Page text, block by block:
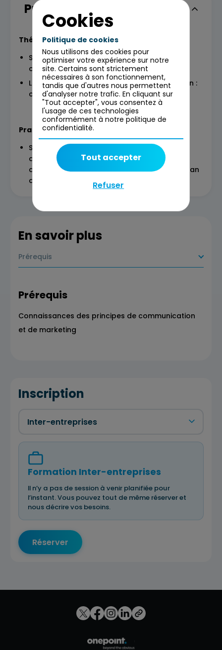
Programme
Théorie
Stratégie de communication versus plan de
communication
Les étapes clefs d’un plan de communication :
commencer par l’utilisateur
Pratique
Sortir du cadre : à partir d’un cas dans une
autre industrie, imaginer les solutions
adéquates et originales pour déployer un plan
de communication
En savoir plus
Prérequis
Prérequis
Connaissances des principes de communication
et de marketing
Inscription
Formation Inter-entreprises
Il n’y a pas de session à venir planifiée pour
l’instant. Vous pouvez tout de même réserver et
nous décrire vos besoins.
Réserver
Cookies
Politique de cookies
Nous utilisons des cookies pour
optimiser votre expérience sur notre
site. Certains sont strictement
nécessaires à son fonctionnement,
tandis que d'autres nous permettent
d'analyser notre trafic. En cliquant sur
"Tout accepter", vous consentez à
l'usage de ces technologies
conformément à notre politique de
confidentialité.
Refuser
Tout accepter